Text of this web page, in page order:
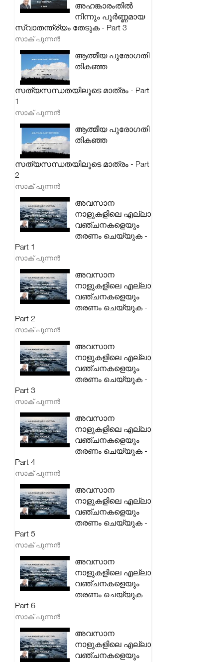
അഹങ്കാരംതിൽ
നിന്നും പൂർണ്ണമായ
സ്വാതന്ത്ര്യം തേടുക - Part 3
സാക് പുന്നൻ
ആത്മീയ പുരോഗതി
തികഞ്ഞ
സത്യസന്ധതയിലൂടെ മാത്രം - Part
1
സാക് പുന്നൻ
ആത്മീയ പുരോഗതി
തികഞ്ഞ
സത്യസന്ധതയിലൂടെ മാത്രം - Part
2
സാക് പുന്നൻ
അവസാന
നാളുകളിലെ എല്ലാ
വഞ്ചനകളെയും
തരണം ചെയ്യുക -
Part 1
സാക് പുന്നൻ
അവസാന
നാളുകളിലെ എല്ലാ
വഞ്ചനകളെയും
തരണം ചെയ്യുക -
Part 2
സാക് പുന്നൻ
അവസാന
നാളുകളിലെ എല്ലാ
വഞ്ചനകളെയും
തരണം ചെയ്യുക -
Part 3
സാക് പുന്നൻ
അവസാന
നാളുകളിലെ എല്ലാ
വഞ്ചനകളെയും
തരണം ചെയ്യുക -
Part 4
സാക് പുന്നൻ
അവസാന
നാളുകളിലെ എല്ലാ
വഞ്ചനകളെയും
തരണം ചെയ്യുക -
Part 5
സാക് പുന്നൻ
അവസാന
നാളുകളിലെ എല്ലാ
വഞ്ചനകളെയും
തരണം ചെയ്യുക -
Part 6
സാക് പുന്നൻ
അവസാന
നാളുകളിലെ എല്ലാ
വഞ്ചനകളെയും